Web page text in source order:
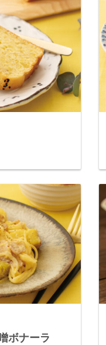
ボナーラ